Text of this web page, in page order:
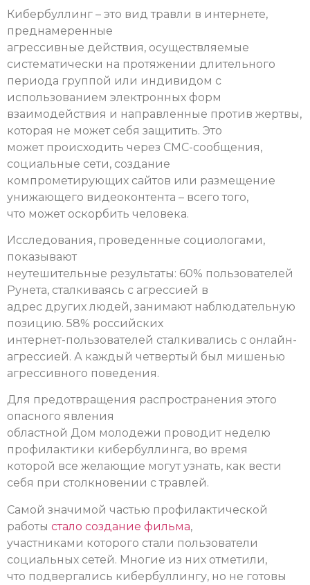
Кибербуллинг – это вид травли в интернете,
преднамеренные
агрессивные действия, осуществляемые
систематически на протяжении длительного
периода группой или индивидом с
использованием электронных форм
взаимодействия и направленные против жертвы,
которая не может себя защитить. Это
может происходить через СМС-сообщения,
социальные сети, создание
компрометирующих сайтов или размещение
унижающего видеоконтента – всего того,
что может оскорбить человека.
Исследования, проведенные социологами,
показывают
неутешительные результаты: 60% пользователей
Рунета, сталкиваясь с агрессией в
адрес других людей, занимают наблюдательную
позицию. 58% российских
интернет-пользователей сталкивались с онлайн-
агрессией. А каждый четвертый был мишенью
агрессивного поведения.
Для предотвращения распространения этого
опасного явления
областной Дом молодежи проводит неделю
профилактики кибербуллинга, во время
которой все желающие могут узнать, как вести
себя при столкновении с травлей.
Самой значимой частью профилактической
работы стало создание фильма,
участниками которого стали пользователи
социальных сетей. Многие из них отметили,
что подвергались кибербуллингу, но не готовы